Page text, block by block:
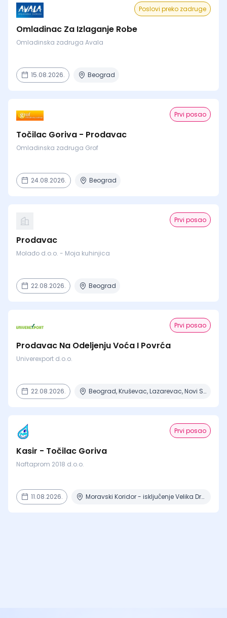
Poslovi preko zadruge
Omladinac Za Izlaganje Robe
Omladinska zadruga Avala
15.08.2026. Beograd
Prvi posao
Točilac Goriva - Prodavac
Omladinska zadruga Grof
24.08.2026. Beograd
Prvi posao
Prodavac
Molađo d.o.o. - Moja kuhinjica
22.08.2026. Beograd
Prvi posao
Prodavac Na Odeljenju Voća I Povrća
Univerexport d.o.o.
22.08.2026. Beograd, Kruševac, Lazarevac, Novi Sad, Obrenovac
Prvi posao
Kasir - Točilac Goriva
Naftaprom 2018 d.o.o.
11.08.2026. Moravski Koridor - iskljuĉenje Velika Drenova , Militovac, Ripanj , Selevac, Azanja